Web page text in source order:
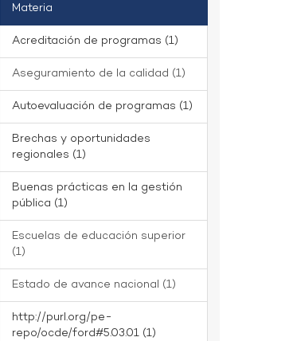
Materia
Acreditación de programas (1)
Aseguramiento de la calidad (1)
Autoevaluación de programas (1)
Brechas y oportunidades
regionales (1)
Buenas prácticas en la gestión
pública (1)
Escuelas de educación superior
(1)
Estado de avance nacional (1)
http://purl.org/pe-
repo/ocde/ford#5.03.01 (1)